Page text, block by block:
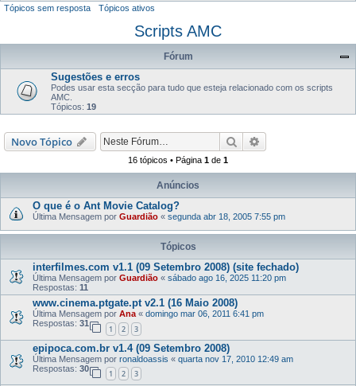
q
Tópicos sem resposta Tópicos ativos
Scripts AMC
Fórum
Sugestões e erros
Podes usar esta secção para tudo que esteja relacionado com os scripts
AMC.
Tópicos: 19
Novo Tópico Pesquisar
16 tópicos • Página 1 de 1
Anúncios
O que é o Ant Movie Catalog?
Última Mensagem por Guardião « segunda abr 18, 2005 7:55 pm
Tópicos
interfilmes.com v1.1 (09 Setembro 2008) (site fechado)
Última Mensagem por Guardião « sábado ago 16, 2025 11:20 pm
Respostas: 11
www.cinema.ptgate.pt v2.1 (16 Maio 2008)
Última Mensagem por Ana « domingo mar 06, 2011 6:41 pm
Respostas: 31
1 2 3
epipoca.com.br v1.4 (09 Setembro 2008)
Última Mensagem por ronaldoassis « quarta nov 17, 2010 12:49 am
Respostas: 30
1 2 3